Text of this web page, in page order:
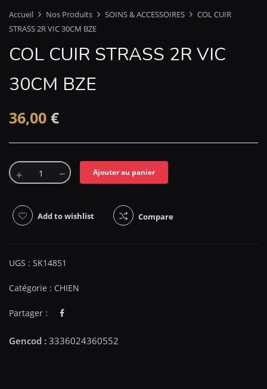
Accueil Nos Produits SOINS & ACCESSOIRES
COL CUIR
STRASS 2R VIC 30CM BZE
COL CUIR STRASS 2R VIC
30CM BZE
36,00 €
Ajouter au panier
Add to wishlist Compare
UGS : SK14851
Catégorie : CHIEN
Partager :